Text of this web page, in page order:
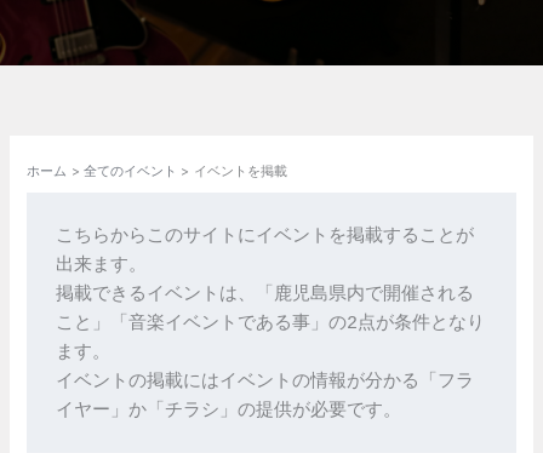
ホーム 全てのイベント イベントを掲載
こちらからこのサイトにイベントを掲載することが
出来ます。
掲載できるイベントは、「鹿児島県内で開催される
こと」「音楽イベントである事」の2点が条件となり
ます。
イベントの掲載にはイベントの情報が分かる「フラ
イヤー」か「チラシ」の提供が必要です。